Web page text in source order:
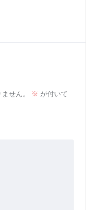
せん。 ※ が付いて